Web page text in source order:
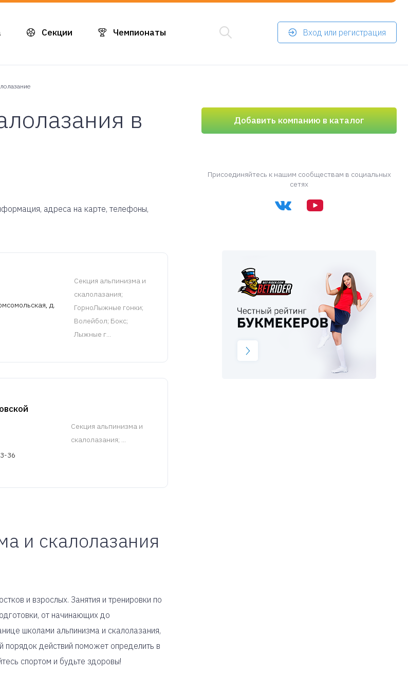
Секции Чемпионаты Вход или регистрация
в
адреса на карте, телефоны,
д.
Cекция альпинизма и
скалолазания;
ГорноЛыжные гонки;
Волейбол; Бокс;
Лыжные г...
36
Cекция альпинизма и
скалолазания; ...
и скалолазания
и взрослых. Занятия и тренировки по
от начинающих до
школами альпинизма и скалолазания,
действий поможет определить в
спортом и будьте здоровы!
Добавить компанию в каталог
Присоединяйтесь к нашим сообществам в социальных
сетях